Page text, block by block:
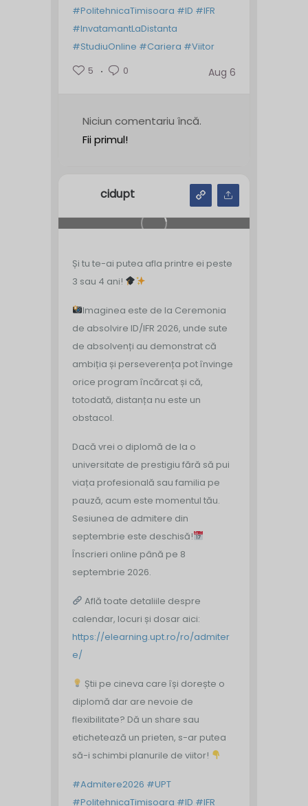
#PolitehnicaTimisoara #ID #IFR
#InvatamantLaDistanta
#StudiuOnline #Cariera #Viitor
5
0 Aug 6
Niciun comentariu încă.
Fii primul!
cidupt
Și tu te-ai putea afla printre ei peste
3 sau 4 ani!
Imaginea este de la Ceremonia
de absolvire ID/IFR 2026, unde sute
de absolvenți au demonstrat că
ambiția și perseverența pot învinge
orice program încărcat și că,
totodată, distanța nu este un
obstacol.
Dacă vrei o diplomă de la o
universitate de prestigiu fără să pui
viața profesională sau familia pe
pauză, acum este momentul tău.
Sesiunea de admitere din
septembrie este deschisă!
Înscrieri online până pe 8
septembrie 2026.
Află toate detaliile despre
calendar, locuri și dosar aici:
https://elearning.upt.ro/ro/admiter
e/
Știi pe cineva care își dorește o
diplomă dar are nevoie de
flexibilitate? Dă un share sau
etichetează un prieten, s-ar putea
să-i schimbi planurile de viitor!
#Admitere2026 #UPT
#PolitehnicaTimisoara #ID #IFR